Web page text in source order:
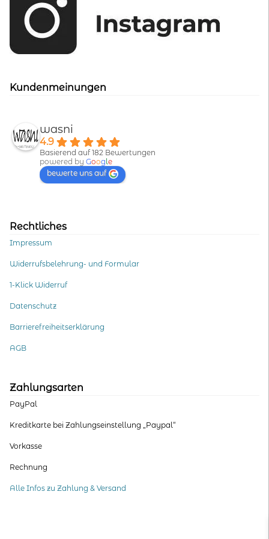
Kundenmeinungen
wasni
4.9
Basierend auf 182 Bewertungen
powered by Goog le
bewerte uns auf
Rechtliches
Impressum
Widerrufsbelehrung- und Formular
1-Klick Widerruf
Datenschutz
Barrierefreiheitserklärung
AGB
Zahlungsarten
PayPal
Kreditkarte bei Zahlungseinstellung „Paypal“
Vorkasse
Rechnung
Alle Infos zu Zahlung & Versand